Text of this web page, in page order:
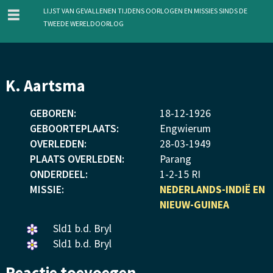
en
inhoud
menu
Lijst van gevallenen tijdens oorlogen en missies sinds de
Tweede Wereldoorlog
K. Aartsma
GEBOREN: 18-12-1926
GEBOORTEPLAATS:
Engwierum
OVERLEDEN:
28-03-1949
PLAATS OVERLEDEN:
Parang
ONDERDEEL:
1-2-15 RI
MISSIE:
NEDERLANDS-INDIË EN
NIEUW-GUINEA
Een
bloemetje
Sld1 b.d. Bryl
Een
Sld1 b.d. Bryl